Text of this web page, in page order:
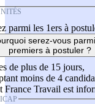
parmi les 1ers à
serez-vous
premiers à postuler ?
de plus de 15 jours,
moins de 4
France Travail est